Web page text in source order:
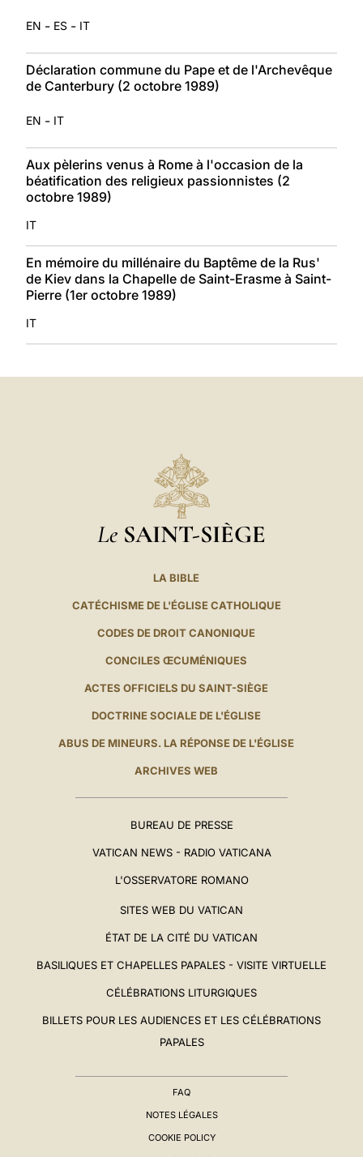
EN - ES - IT
Déclaration commune du Pape et de l'Archevêque
de Canterbury (2 octobre 1989)
EN - IT
Aux pèlerins venus à Rome à l'occasion de la
béatification des religieux passionnistes (2
octobre 1989)
IT
En mémoire du millénaire du Baptême de la Rus'
de Kiev dans la Chapelle de Saint-Erasme à Saint-
Pierre (1er octobre 1989)
IT
Le SAINT-SIÈGE
LA BIBLE
CATÉCHISME DE L'ÉGLISE CATHOLIQUE
CODES DE DROIT CANONIQUE
CONCILES ŒCUMÉNIQUES
ACTES OFFICIELS DU SAINT-SIÈGE
DOCTRINE SOCIALE DE L'ÉGLISE
ABUS DE MINEURS. LA RÉPONSE DE L'ÉGLISE
ARCHIVES WEB
BUREAU DE PRESSE
VATICAN NEWS - RADIO VATICANA
L'OSSERVATORE ROMANO
SITES WEB DU VATICAN
ÉTAT DE LA CITÉ DU VATICAN
BASILIQUES ET CHAPELLES PAPALES - VISITE VIRTUELLE
CÉLÉBRATIONS LITURGIQUES
BILLETS POUR LES AUDIENCES ET LES CÉLÉBRATIONS
PAPALES
FAQ
NOTES LÉGALES
COOKIE POLICY